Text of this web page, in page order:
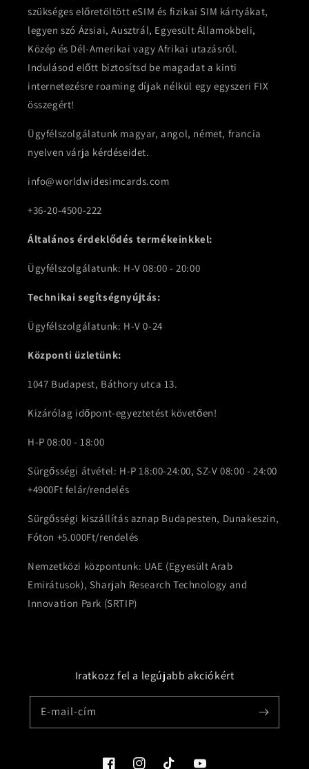
szükséges előretöltött eSIM és fizikai SIM kártyákat,
legyen szó Ázsiai, Ausztrál, Egyesült Államokbeli,
Közép és Dél-Amerikai vagy Afrikai utazásról.
Indulásod előtt biztosítsd be magadat a kinti
internetezésre roaming díjak nélkül egy egyszeri FIX
összegért!
Ügyfélszolgálatunk magyar, angol, német, francia
nyelven várja kérdéseidet.
info@worldwidesimcards.com
+36-20-4500-222
Általános érdeklődés termékeinkkel:
Ügyfélszolgálatunk: H-V 08:00 - 20:00
Technikai segítségnyújtás:
Ügyfélszolgálatunk: H-V 0-24
Központi üzletünk:
1047 Budapest, Báthory utca 13.
Kizárólag időpont-egyeztetést követően!
H-P 08:00 - 18:00
Sürgősségi átvétel: H-P 18:00-24:00, SZ-V 08:00 - 24:00
+4900Ft felár/rendelés
Sürgősségi kiszállítás aznap Budapesten, Dunakeszin,
Fóton +5.000Ft/rendelés
Nemzetközi központunk: UAE (Egyesült Arab
Emirátusok), Sharjah Research Technology and
Innovation Park (SRTIP)
Iratkozz fel a legújabb akciókért
E-mail-cím